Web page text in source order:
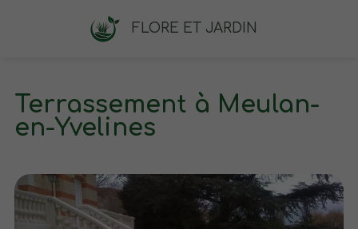
FLORE ET JARDIN
Terrassement à Meulan-
en-Yvelines